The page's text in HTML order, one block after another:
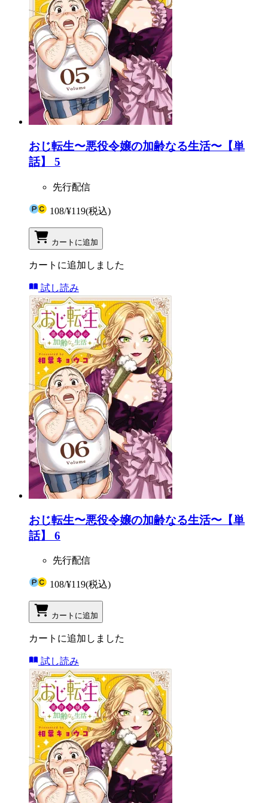
おじ転生〜悪役令嬢の加齢なる生活〜【単
話】 5
先行配信
108/¥119(税込)
カートに追加
カートに追加しました
試し読み
おじ転生〜悪役令嬢の加齢なる生活〜【単
話】 6
先行配信
108/¥119(税込)
カートに追加
カートに追加しました
試し読み